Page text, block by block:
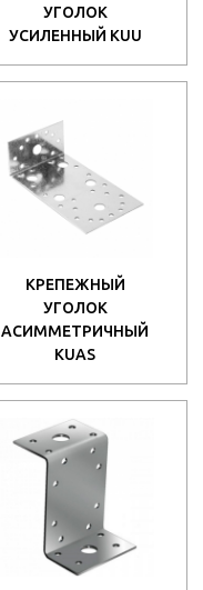
УГОЛОК
УСИЛЕННЫЙ KUU
КРЕПЕЖНЫЙ
УГОЛОК
АСИММЕТРИЧНЫЙ
KUAS